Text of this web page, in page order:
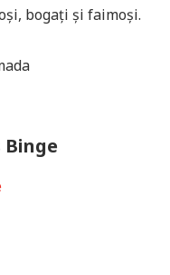
bogați și faimoși.
Binge